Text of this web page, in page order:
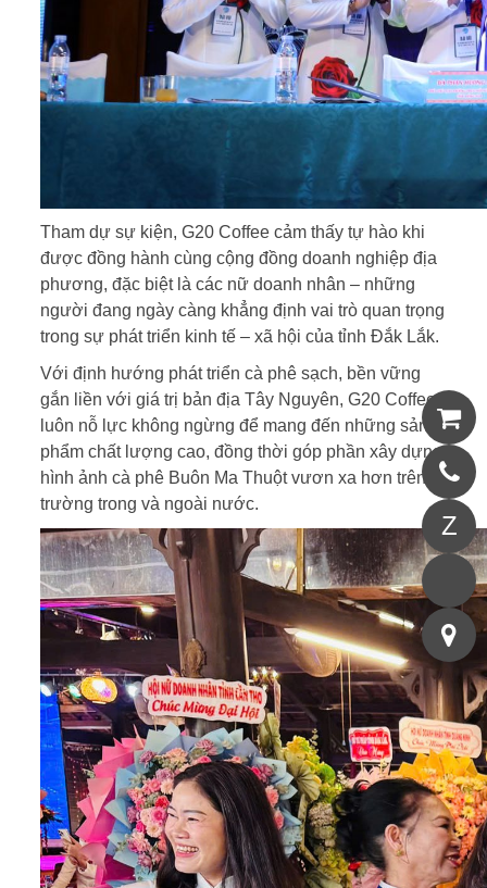
Tham dự sự kiện, G20 Coffee cảm thấy tự hào khi
được đồng hành cùng cộng đồng doanh nghiệp địa
phương, đặc biệt là các nữ doanh nhân – những
người đang ngày càng khẳng định vai trò quan trọng
trong sự phát triển kinh tế – xã hội của tỉnh Đắk Lắk.
Với định hướng phát triển cà phê sạch, bền vững
gắn liền với giá trị bản địa Tây Nguyên, G20 Coffee
luôn nỗ lực không ngừng để mang đến những sản
phẩm chất lượng cao, đồng thời góp phần xây dựng
hình ảnh cà phê Buôn Ma Thuột vươn xa hơn trên thị
trường trong và ngoài nước.